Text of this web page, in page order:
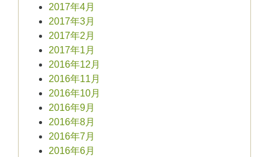
2017年4月
2017年3月
2017年2月
2017年1月
2016年12月
2016年11月
2016年10月
2016年9月
2016年8月
2016年7月
2016年6月